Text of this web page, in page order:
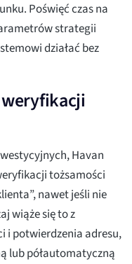
Poświęć czas na
strategii
działać bez
Havan
tożsamości
nawet jeśli nie
wiąże się to z
i potwierdzenia adresu,
lub półautomatyczną